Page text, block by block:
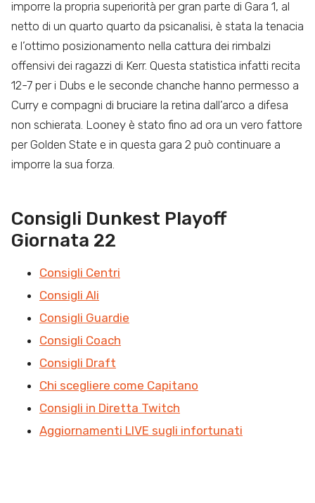
imporre la propria superiorità per gran parte di Gara 1, al
netto di un quarto quarto da psicanalisi, è stata la tenacia
e l’ottimo posizionamento nella cattura dei rimbalzi
offensivi dei ragazzi di Kerr. Questa statistica infatti recita
12-7 per i Dubs e le seconde chanche hanno permesso a
Curry e compagni di bruciare la retina dall’arco a difesa
non schierata. Looney è stato fino ad ora un vero fattore
per Golden State e in questa gara 2 può continuare a
imporre la sua forza.
Consigli Dunkest Playoff
Giornata 22
Consigli Centri
Consigli Ali
Consigli Guardie
Consigli Coach
Consigli Draft
Chi scegliere come Capitano
Consigli in Diretta Twitch
Aggiornamenti LIVE sugli infortunati